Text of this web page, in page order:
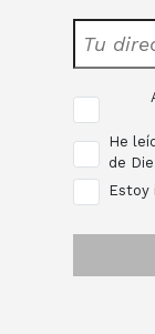
He
de
Estoy